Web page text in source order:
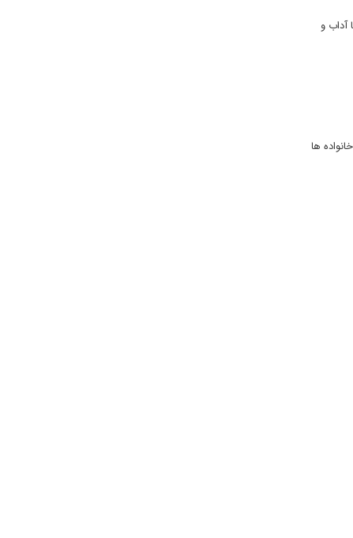
آداب و
ها